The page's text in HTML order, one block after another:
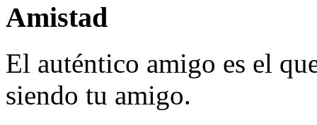
Amistad
El auténtico amigo es el
siendo tu amigo.